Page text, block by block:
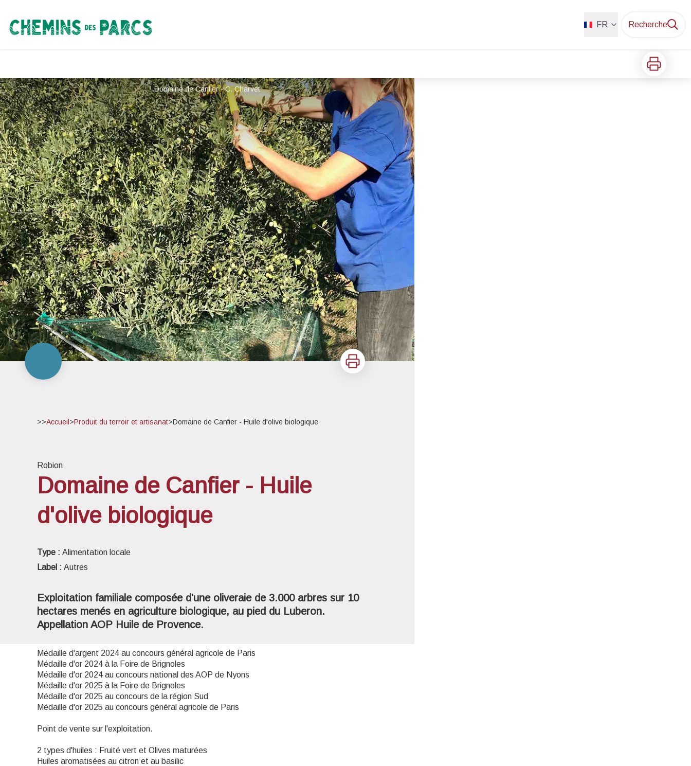
Chemins des Parcs FR Recherche
Imprimer
Domaine de Canfier - C. Charvet
Voir l'image en plein écran
Imprimer
>>Accueil >Produit du terroir et artisanat>Domaine de Canfier - Huile d'olive biologique
Robion
Domaine de Canfier - Huile
d'olive biologique
Type : Alimentation locale
Label : Autres
Exploitation familiale composée d'une oliveraie de 3.000 arbres sur 10
hectares menés en agriculture biologique, au pied du Luberon.
Appellation AOP Huile de Provence.
Médaille d'argent 2024 au concours général agricole de Paris
Médaille d'or 2024 à la Foire de Brignoles
Médaille d'or 2024 au concours national des AOP de Nyons
Médaille d'or 2025 à la Foire de Brignoles
Médaille d'or 2025 au concours de la région Sud
Médaille d'or 2025 au concours général agricole de Paris
Point de vente sur l'exploitation.
2 types d'huiles : Fruité vert et Olives maturées
Huiles aromatisées au citron et au basilic